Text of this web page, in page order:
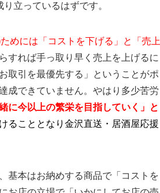
立っているはずです。
めには「コストを下げる」と「売上
すれば手っ取り早く売上を上げるに
取引を最優先する」ということがポ
成できていません。やはり多少苦労
に今以上の繁栄を目指していく」と
ることとなり金沢直送・居酒屋応援
基本はお納めする商品で「コストを